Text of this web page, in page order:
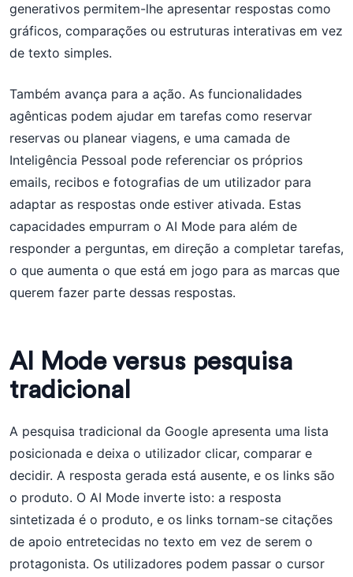
generativos permitem-lhe apresentar respostas como
gráficos, comparações ou estruturas interativas em vez
de texto simples.
Também avança para a ação. As funcionalidades
agênticas podem ajudar em tarefas como reservar
reservas ou planear viagens, e uma camada de
Inteligência Pessoal pode referenciar os próprios
emails, recibos e fotografias de um utilizador para
adaptar as respostas onde estiver ativada. Estas
capacidades empurram o AI Mode para além de
responder a perguntas, em direção a completar tarefas,
o que aumenta o que está em jogo para as marcas que
querem fazer parte dessas respostas.
AI Mode versus pesquisa
tradicional
A pesquisa tradicional da Google apresenta uma lista
posicionada e deixa o utilizador clicar, comparar e
decidir. A resposta gerada está ausente, e os links são
o produto. O AI Mode inverte isto: a resposta
sintetizada é o produto, e os links tornam-se citações
de apoio entretecidas no texto em vez de serem o
protagonista. Os utilizadores podem passar o cursor